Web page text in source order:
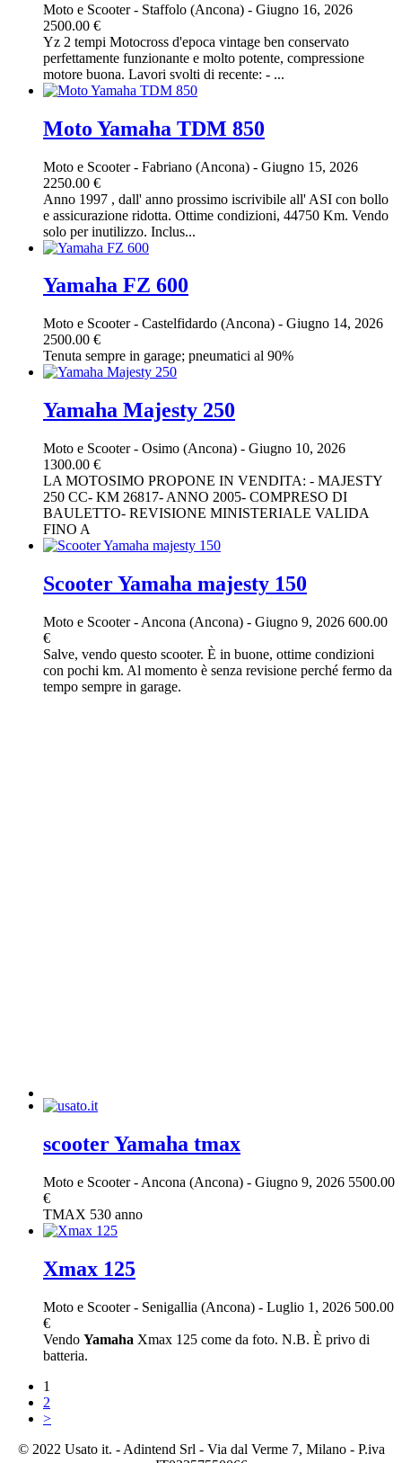
Moto e Scooter- Staffolo (Ancona) - Giugno 16, 2026
2500.00 €
Yz 2 tempi Motocross d'epoca vintage ben conservato
perfettamente funzionante e molto potente, compressione
motore buona. Lavori svolti di recente: - ...
Moto Yamaha TDM 850
Moto e Scooter- Fabriano (Ancona) - Giugno 15, 2026
2250.00 €
Anno 1997 , dall' anno prossimo iscrivibile all' ASI con bollo
e assicurazione ridotta. Ottime condizioni, 44750 Km. Vendo
solo per inutilizzo. Inclus...
Yamaha FZ 600
Moto e Scooter- Castelfidardo (Ancona) - Giugno 14, 2026
2500.00 €
Tenuta sempre in garage; pneumatici al 90%
Yamaha Majesty 250
Moto e Scooter- Osimo (Ancona) - Giugno 10, 2026
1300.00 €
LA MOTOSIMO PROPONE IN VENDITA: - MAJESTY
250 CC- KM 26817- ANNO 2005- COMPRESO DI
BAULETTO- REVISIONE MINISTERIALE VALIDA
FINO A
Scooter Yamaha majesty 150
Moto e Scooter- Ancona (Ancona) - Giugno 9, 2026 600.00
€
Salve, vendo questo scooter. È in buone, ottime condizioni
con pochi km. Al momento è senza revisione perché fermo da
tempo sempre in garage.
scooter Yamaha tmax
Moto e Scooter- Ancona (Ancona) - Giugno 9, 2026 5500.00
€
TMAX 530 anno
Xmax 125
Moto e Scooter- Senigallia (Ancona) - Luglio 1, 2026 500.00
€
Vendo Yamaha Xmax 125 come da foto. N.B. È privo di
batteria.
1
2
>
© 2022 Usato it. - Adintend Srl - Via dal Verme 7, Milano - P.iva